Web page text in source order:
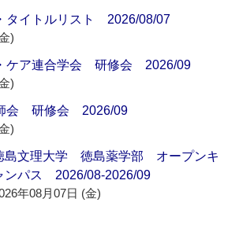
タイトルリスト 2026/08/07
)
ケア連合学会 研修会 2026/09
)
会 研修会 2026/09
)
島文理大学 徳島薬学部 オープンキ
ンパス 2026/08-2026/09
年08月07日 (金)